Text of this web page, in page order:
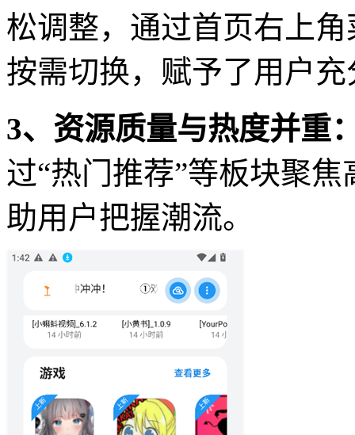
松调整，通过首页右上
按需切换，赋予了用户
3、资源质量与热度并重
过“热门推荐”等板块聚
助用户把握潮流。